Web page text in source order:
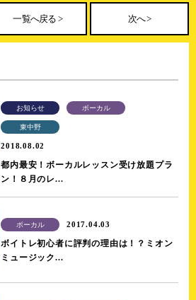
一覧へ戻る > 次へ >
お知らせ ボーカル
東中野
2018.08.02
都内最安！ボーカルレッスン受け放題プラ
ン！８月のレ...
ボーカル 2017.04.03
ボイトレ初心者に評判の理由は！？ミオン
ミュージック...